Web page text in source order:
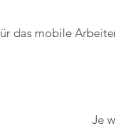
das mobile
Je